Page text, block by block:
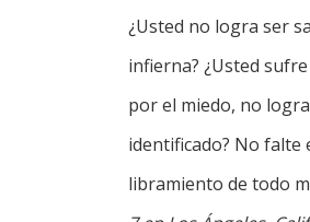
¿Usted no logra ser
infierna? ¿Usted
por el miedo, no
identificado? No falte
libramiento de todo